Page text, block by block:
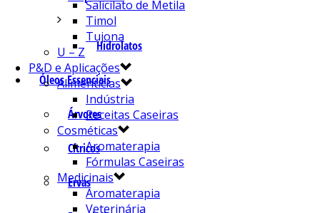
Hidrolatos
Óleos Essenciais
Árvores
Cítricos
Ervas
Salicilato de Metila
Timol
Tujona
U – Z
P&D e Aplicações
Alimentícias
Indústria
Receitas Caseiras
Cosméticas
Aromaterapia
Fórmulas Caseiras
Medicinais
Aromaterapia
Veterinária